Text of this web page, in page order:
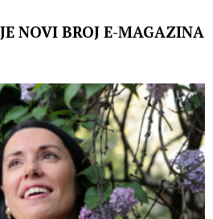
NOVI BROJ E-MAGAZINA